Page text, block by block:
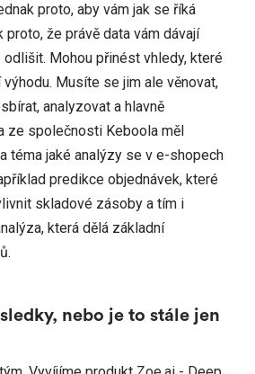
proto, aby vám jak se říká
proto, že právě data vám dávají
Mohou přinést vhledy, které
Musíte se jim ale věnovat,
analyzovat a hlavně
ze společnosti Keboola měl
téma jaké analýzy se v e-shopech
predikce objednávek, které
skladové zásoby a tím i
která dělá základní
nebo je to stále jen